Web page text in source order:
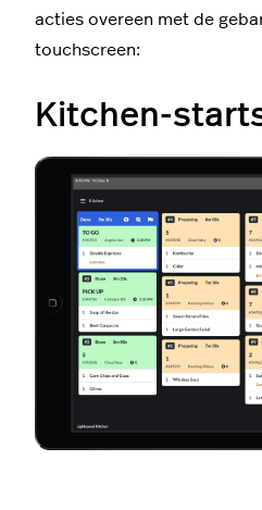
acties overeen met de
touchscreen:
Kitchen-